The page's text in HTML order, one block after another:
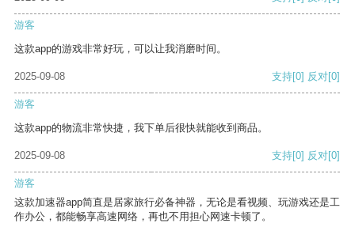
游客
这款app的游戏非常好玩，可以让我消磨时间。
2025-09-08 支持[0] 反对[0]
游客
这款app的物流非常快捷，我下单后很快就能收到商品。
2025-09-08 支持[0] 反对[0]
游客
这款加速器app简直是居家旅行必备神器，无论是看视频、玩游戏还是工
作办公，都能畅享高速网络，再也不用担心网速卡顿了。